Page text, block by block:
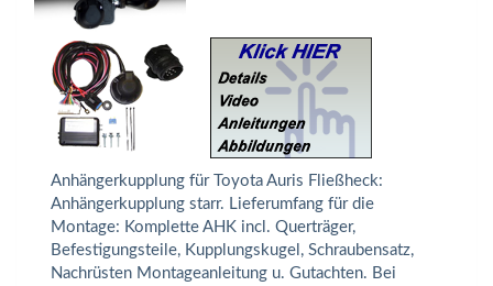
Anhängerkupplung für Toyota Auris Fließheck:
Anhängerkupplung starr. Lieferumfang für die
Montage: Komplette AHK incl. Querträger,
Befestigungsteile, Kupplungskugel, Schraubensatz,
Nachrüsten Montageanleitung u. Gutachten. Bei